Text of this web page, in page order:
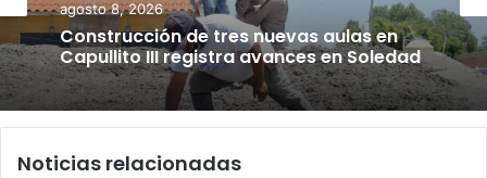
agosto 8, 2026
Construcción de tres nuevas aulas en
Capullito III registra avances en Soledad
Noticias relacionadas